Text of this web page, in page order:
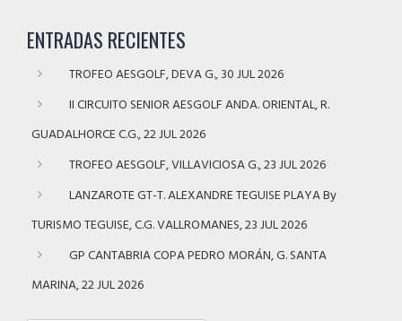
ENTRADAS RECIENTES
TROFEO AESGOLF, DEVA G., 30 JUL 2026
II CIRCUITO SENIOR AESGOLF ANDA. ORIENTAL, R.
GUADALHORCE C.G., 22 JUL 2026
TROFEO AESGOLF, VILLAVICIOSA G., 23 JUL 2026
LANZAROTE GT-T. ALEXANDRE TEGUISE PLAYA By
TURISMO TEGUISE, C.G. VALLROMANES, 23 JUL 2026
GP CANTABRIA COPA PEDRO MORÁN, G. SANTA
MARINA, 22 JUL 2026